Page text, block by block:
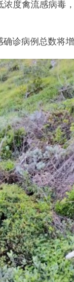
度禽流感病毒
诊病例总数将增